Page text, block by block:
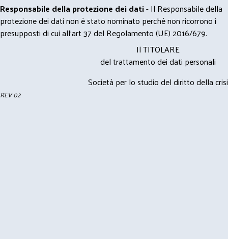
Responsabile della protezione dei dati- Il Responsabile della
protezione dei dati non è stato nominato perché non ricorrono i
presupposti di cui all’art 37 del Regolamento (UE) 2016/679.
Il TITOLARE
del trattamento dei dati personali
Società per lo studio del diritto della crisi
REV 02